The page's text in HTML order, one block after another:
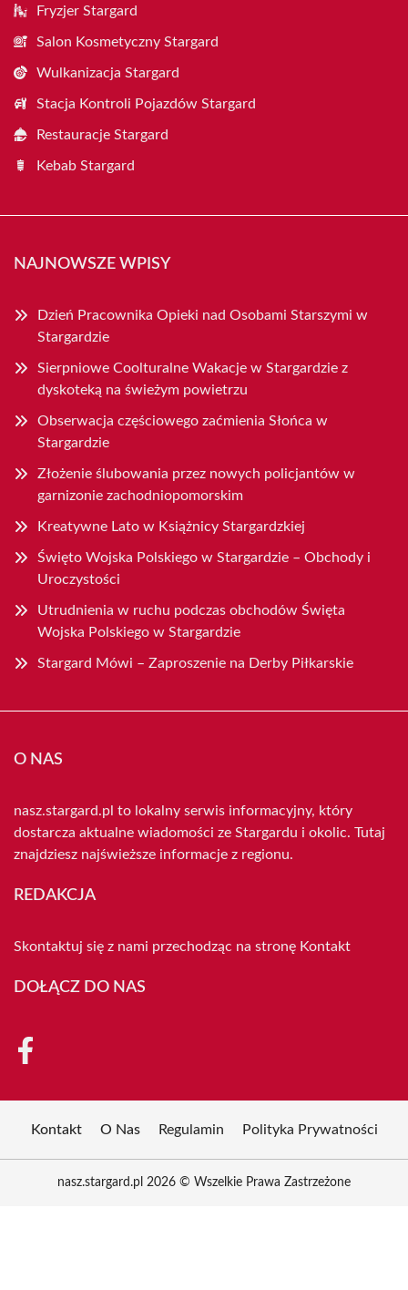
Fryzjer Stargard
Salon Kosmetyczny Stargard
Wulkanizacja Stargard
Stacja Kontroli Pojazdów Stargard
Restauracje Stargard
Kebab Stargard
NAJNOWSZE WPISY
Dzień Pracownika Opieki nad Osobami Starszymi w
Stargardzie
Sierpniowe Coolturalne Wakacje w Stargardzie z
dyskoteką na świeżym powietrzu
Obserwacja częściowego zaćmienia Słońca w
Stargardzie
Złożenie ślubowania przez nowych policjantów w
garnizonie zachodniopomorskim
Kreatywne Lato w Książnicy Stargardzkiej
Święto Wojska Polskiego w Stargardzie – Obchody i
Uroczystości
Utrudnienia w ruchu podczas obchodów Święta
Wojska Polskiego w Stargardzie
Stargard Mówi – Zaproszenie na Derby Piłkarskie
O NAS
nasz.stargard.pl to lokalny serwis informacyjny, który
dostarcza aktualne wiadomości ze Stargardu i okolic. Tutaj
znajdziesz najświeższe informacje z regionu.
REDAKCJA
Skontaktuj się z nami przechodząc na stronę Kontakt
DOŁĄCZ DO NAS
Kontakt O Nas Regulamin Polityka Prywatności
nasz.stargard.pl 2026 © Wszelkie Prawa Zastrzeżone